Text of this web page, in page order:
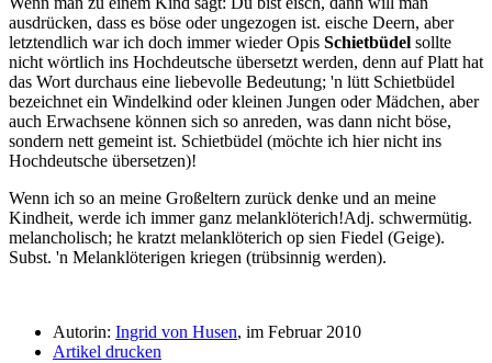
ausdrücken, dass es böse oder ungezogen ist. eische Deern, aber
letztendlich war ich doch immer wieder Opis Schietbüdel sollte
nicht wörtlich ins Hochdeutsche übersetzt werden, denn auf Platt hat
das Wort durchaus eine liebevolle Bedeutung; 'n lütt Schietbüdel
bezeichnet ein Windelkind oder kleinen Jungen oder Mädchen, aber
auch Erwachsene können sich so anreden, was dann nicht böse,
sondern nett gemeint ist. Schietbüdel (möchte ich hier nicht ins
Hochdeutsche übersetzen)!
Wenn ich so an meine Großeltern zurück denke und an meine
Kindheit, werde ich immer ganz melanklöterich!Adj. schwermütig.
melancholisch; he kratzt melanklöterich op sien Fiedel (Geige).
Subst. 'n Melanklöterigen kriegen (trübsinnig werden).
Autorin: Ingrid von Husen, im Februar 2010
Artikel drucken